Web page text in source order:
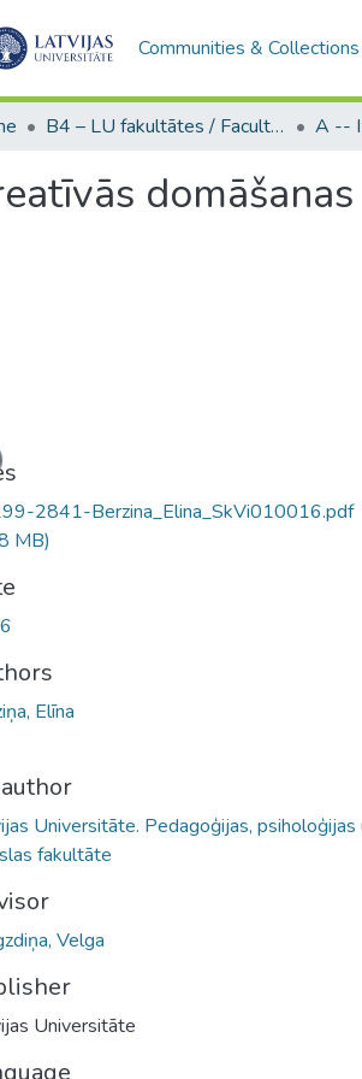
Communities & Collections
B4 – LU fakultātes / Faculties of the UL
2841-Berzina_Elina_SkVi010016.pdf
MB)
Elīna
Universitāte. Pedagoģijas, psiholoģijas
fakultāte
Velga
Universitāte